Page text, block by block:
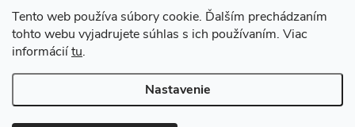
Tento web používa súbory cookie. Ďalším prechádzaním
tohto webu vyjadrujete súhlas s ich používaním. Viac
informáciítu.
Nastavenie
Sledovať na Instagrame